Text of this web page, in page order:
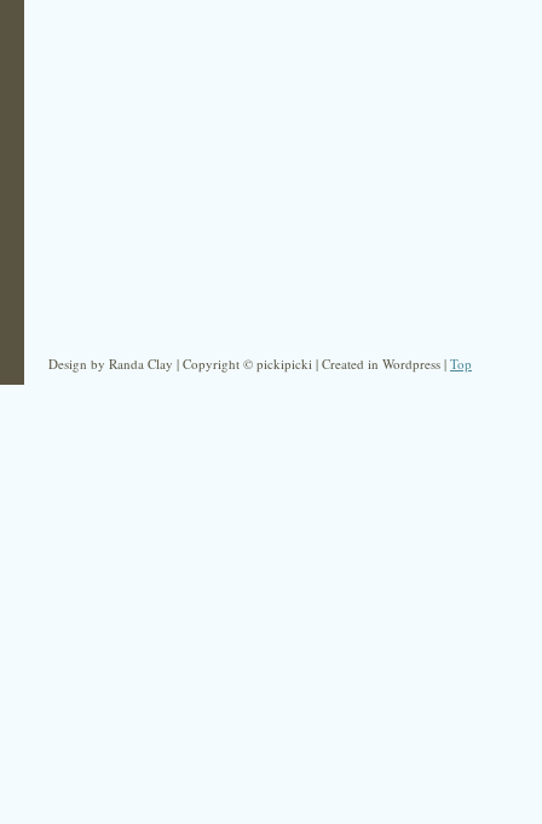
Design by Randa Clay | Copyright © pickipicki | Created in Wordpress | Top